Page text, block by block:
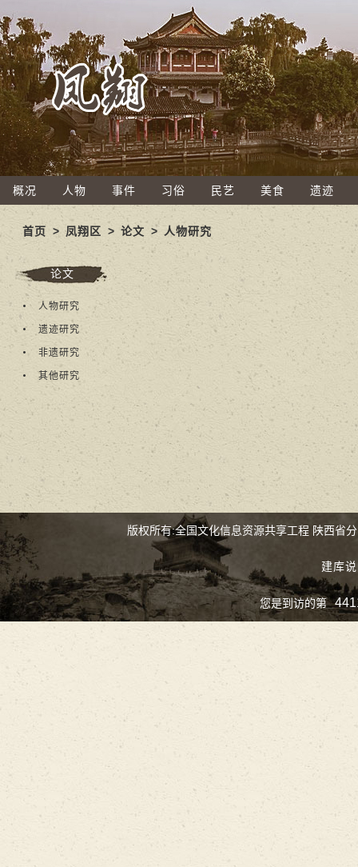
概况 人物 事件 习俗 民艺 美食 遗迹
首页 >凤翔区 > 论文 > 人物研究
论文
人物研究
遗迹研究
非遗研究
其他研究
版权所有:全国文化信息资源共享工程 陕西省
建库
您是到访的第